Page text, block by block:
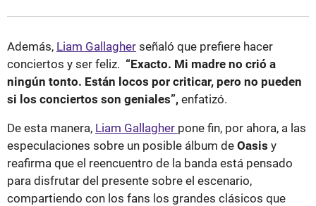
Además, Liam Gallagher señaló que prefiere hacer
conciertos y ser feliz. “Exacto. Mi madre no crió a
ningún tonto. Están locos por criticar, pero no pueden
si los conciertos son geniales”, enfatizó.
De esta manera, Liam Gallagher pone fin, por ahora, a las
especulaciones sobre un posible álbum de Oasis y
reafirma que el reencuentro de la banda está pensado
para disfrutar del presente sobre el escenario,
compartiendo con los fans los grandes clásicos que